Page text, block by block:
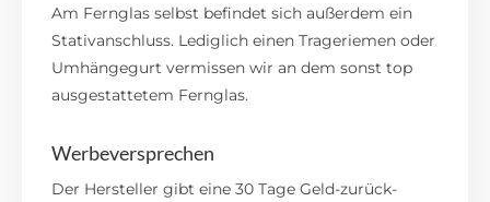
Am Fernglas selbst befindet sich außerdem ein
Stativanschluss. Lediglich einen Trageriemen oder
Umhängegurt vermissen wir an dem sonst top
ausgestattetem Fernglas.
Werbeversprechen
Der Hersteller gibt eine 30 Tage Geld-zurück-